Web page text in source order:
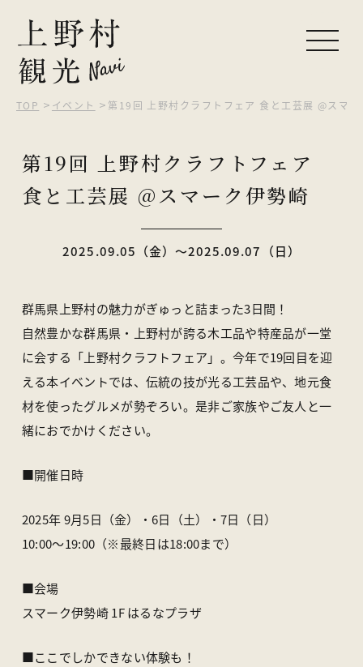
観光する
自然を楽しむ
食べる・買う
イベント
〒370-1617 群馬県多野郡上野村楢原310-1
TEL0274-20-7070 ／ FAX 0274-59-2520
TOP イベント 第19回 上野村クラフトフェア 食と工芸展 @スマ
第19回 上野村クラフトフェア
食と工芸展 @スマーク伊勢崎
2025.09.05（金）〜2025.09.07（日）
群馬県上野村の魅力がぎゅっと詰まった3日間！
自然豊かな群馬県・上野村が誇る木工品や特産品が一堂
に会する「上野村クラフトフェア」。今年で19回目を迎
える本イベントでは、伝統の技が光る工芸品や、地元食
材を使ったグルメが勢ぞろい。是非ご家族やご友人と一
緒におでかけください。
■開催日時
2025年 9月5日（金）・6日（土）・7日（日）
10:00〜19:00（※最終日は18:00まで）
■会場
スマーク伊勢崎 1F はるなプラザ
■ここでしかできない体験も！